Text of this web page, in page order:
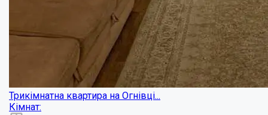
Трикімнатна квартира поруч ПД "Листопад"...
Кімнат: